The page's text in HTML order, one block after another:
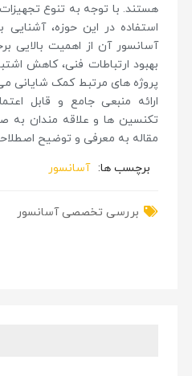
هستند. با توجه به تنوع
استفاده در این حوزه،
آسانسور آن از اهمیت بالایی
بهبود ارتباطات فنی، کاهش
پروژه های مرتبط کمک شایانی
ارائه منبعی جامع و قابل
تکنسین ها و علاقه مندان به
مقاله به معرفی و توضیح
برچسب ها: آسانسور
بررسی تخصصی آسانسور